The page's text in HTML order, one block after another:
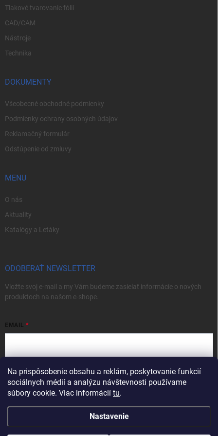
Na prispôsobenie obsahu a reklám, poskytovanie funkcií
sociálnych médií a analýzu návštevnosti používame
súbory cookie. Viac informácií tu.
Nastavenie
Tlakové tvarovanie fólií
CAD/CAM
Nástroje
Technika
DOKUMENTY
Všeobecné obchodné podmienky
Podmienky ochrany osobných údajov
Reklamačný formulár
Odstúpenie od zmluvy
MENU
O nás
Aktuality
Katalógy a Letáky
ODOBERAŤ NEWSLETTER
Vložte svoj e-mail a my Vám budeme zasielať informácie o nových
produktoch na našom e-shope.
EMAIL
Vložením e-mailu súhlasíte spodmienkami ochrany osobných údajov
Prihlásiť sa